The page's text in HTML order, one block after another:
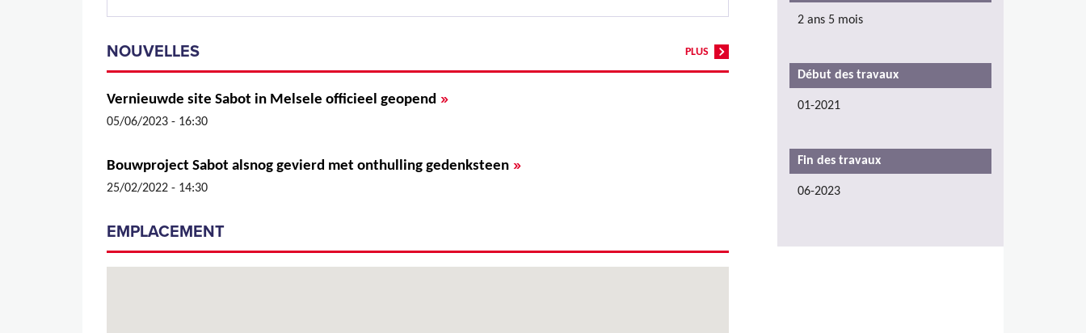
PLUS
NOUVELLES
Vernieuwde site Sabot in Melsele officieel geopend »
05/06/2023 - 16:30
Bouwproject Sabot alsnog gevierd met onthulling gedenksteen »
25/02/2022 - 14:30
EMPLACEMENT
2 ans 5 mois
Début des travaux
01-2021
Fin des travaux
06-2023